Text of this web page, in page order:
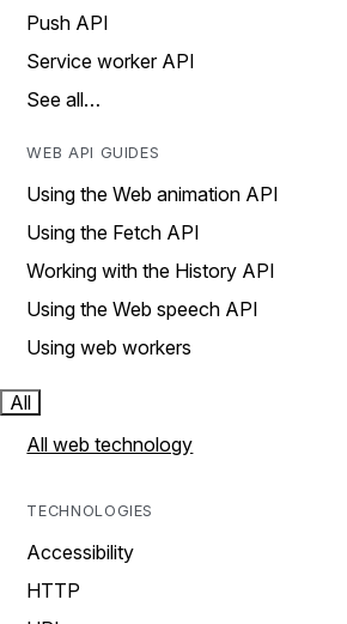
Push API
Service worker API
See all…
WEB API GUIDES
Using the Web animation API
Using the Fetch API
Working with the History API
Using the Web speech API
Using web workers
All
All web technology
TECHNOLOGIES
Accessibility
HTTP